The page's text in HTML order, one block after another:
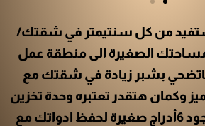
من كل سنتيمتر في شقتك/
الصغيرة الى منطقة عمل
بشبر زيادة في شقتك مع
وكمان هتقدر تعتبره وحدة تخزين
متكاملة بسبب وجود 6أدراج صغيرة لحفظ ادواتك مع